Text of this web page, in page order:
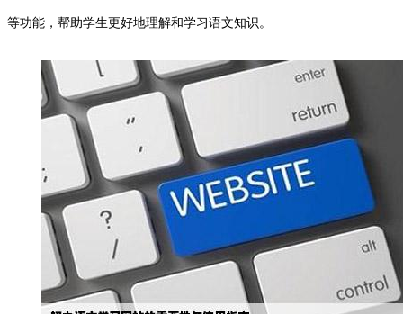
等功能，帮助学生更好地理解和学习语文知识。